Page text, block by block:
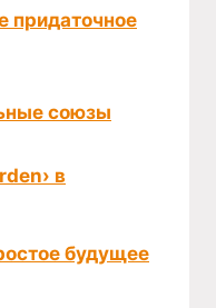
придаточное
союзы
в
будущее